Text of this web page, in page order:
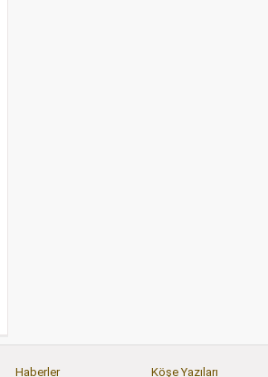
Haberler Köşe Yazıları